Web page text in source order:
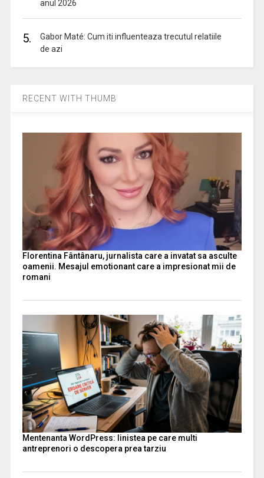
anul 2026
5.
Gabor Maté: Cum iti influenteaza trecutul relatiile
de azi
RECENT WITH THUMB
Florentina Fântânaru, jurnalista care a invatat sa asculte
oamenii. Mesajul emotionant care a impresionat mii de
romani
Mentenanta WordPress: linistea pe care multi
antreprenori o descopera prea tarziu